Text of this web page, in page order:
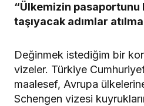
“Ülkemizin pasaportunu
taşıyacak adımlar
Değinmek istediğim bir
vizeler. Türkiye
maalesef, Avrupa
Schengen vizesi